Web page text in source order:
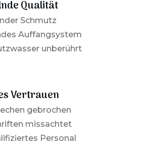
Qualität
Schmutz
Auffangsystem
unberührt
Vertrauen
gebrochen
missachtet
Personal